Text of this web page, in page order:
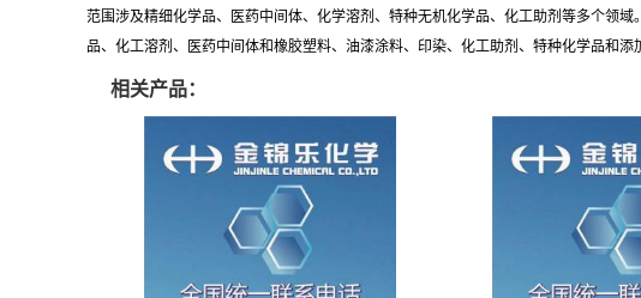
范围涉及精细化学品、医药中间体、化学溶剂、特种无机化学品、化工助剂等多个领
品、化工溶剂、医药中间体和橡胶塑料、油漆涂料、印染、化工助剂、特种化学品和
相关产品：